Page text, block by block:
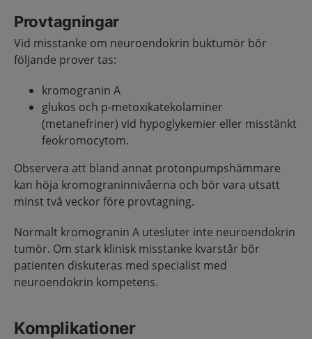
Provtagningar
Vid misstanke om neuroendokrin buktumör bör
följande prover tas:
kromogranin A
glukos och p-metoxikatekolaminer
(metanefriner) vid hypoglykemier eller misstänkt
feokromocytom.
Observera att bland annat protonpumpshämmare
kan höja kromograninnivåerna och bör vara utsatt
minst två veckor före provtagning.
Normalt kromogranin A utesluter inte neuroendokrin
tumör. Om stark klinisk misstanke kvarstår bör
patienten diskuteras med specialist med
neuroendokrin kompetens.
Komplikationer